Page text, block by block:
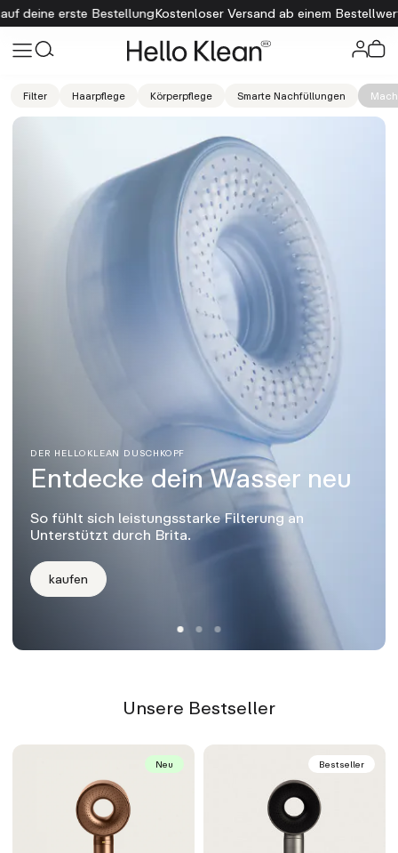
BestellungKostenloser Versand ab einem Bestellwert von 75 $
Filter Haarpflege Körperpflege Smarte Nachfüllungen
DER HELLOKLEAN DUSCHKOPF
Entdecke dein Wasser neu
So fühlt sich leistungsstarke Filterung an
Unterstützt durch Brita.
kaufen
Unsere Bestseller
Neu Bestseller